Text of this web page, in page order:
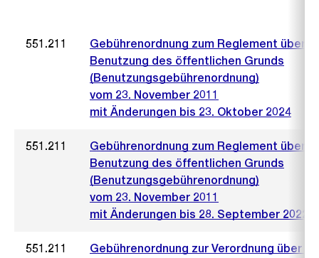
551.211
Gebührenordnung zum Reglement über
Benutzung des öffentlichen Grunds
(Benutzungsgebührenordnung)
vom 23. November 2011
mit Änderungen bis 23. Oktober 2024
551.211
Gebührenordnung zum Reglement über
Benutzung des öffentlichen Grunds
(Benutzungsgebührenordnung)
vom 23. November 2011
mit Änderungen bis 28. September 2022
551.211
Gebührenordnung zur Verordnung über